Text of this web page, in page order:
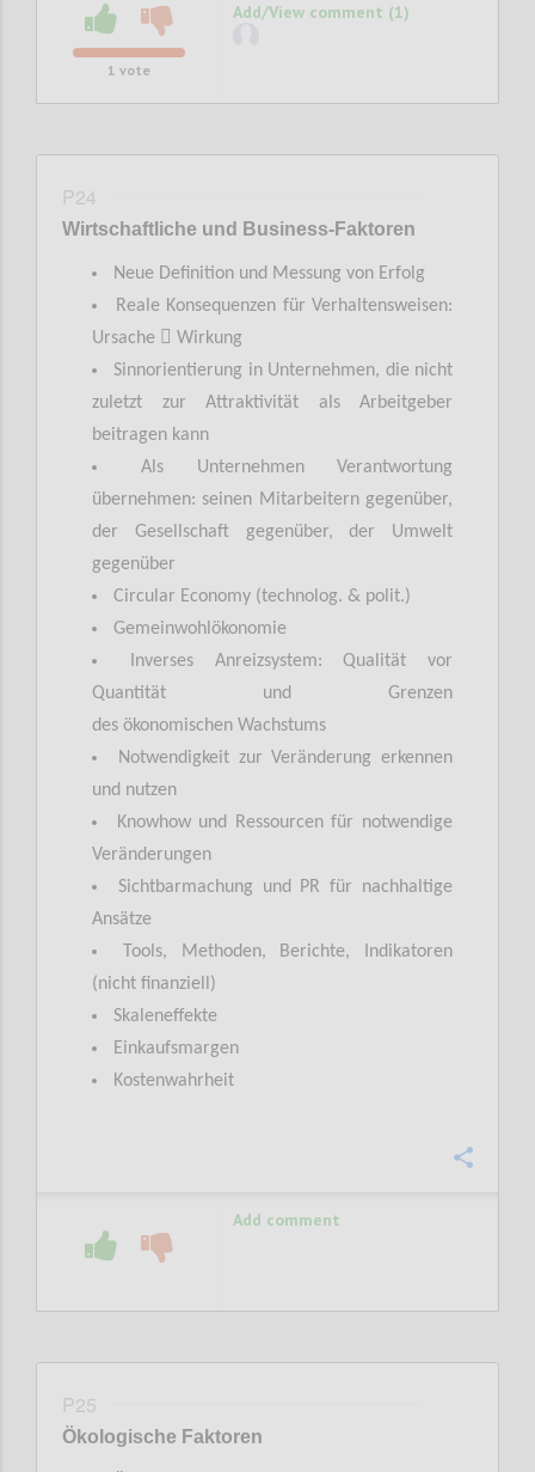
1 vote
Add/View comment (1)
P24
Wirtschaftliche und Business-Faktoren
Neue Definition und Messung von Erfolg
Reale Konsequenzen für Verhaltensweisen:
Ursache  Wirkung
Sinnorientierung in Unternehmen, die nicht
zuletzt zur Attraktivität als Arbeitgeber
beitragen kann
Als Unternehmen Verantwortung
übernehmen: seinen Mitarbeitern gegenüber,
der Gesellschaft gegenüber, der Umwelt
gegenüber
Circular Economy (technolog. & polit.)
Gemeinwohlökonomie
Inverses Anreizsystem: Qualität vor
Quantität und Grenzen
des ökonomischen Wachstums
Notwendigkeit zur Veränderung erkennen
und nutzen
Knowhow und Ressourcen für notwendige
Veränderungen
Sichtbarmachung und PR für nachhaltige
Ansätze
Tools, Methoden, Berichte, Indikatoren
(nicht finanziell)
Skaleneffekte
Einkaufsmargen
Kostenwahrheit
Add comment
P25
Ökologische Faktoren